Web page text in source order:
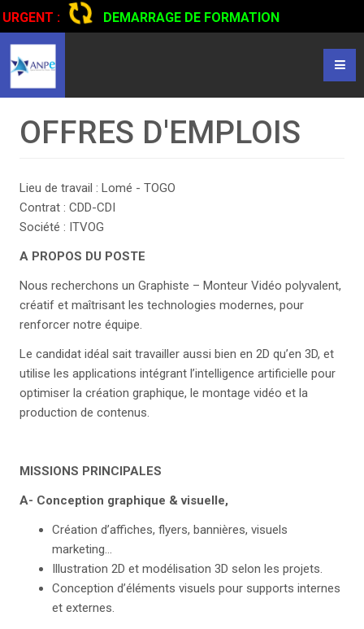
URGENT :
DEMARRAGE DE FORMATION
CERTIFIANTE EN CONDUITE DE CAMIONS...CLIQUER POUR
LIRE
OFFRES D'EMPLOIS
Lieu de travail : Lomé - TOGO
Contrat : CDD-CDI
Société : ITVOG
A PROPOS DU POSTE
Nous recherchons un Graphiste – Monteur Vidéo polyvalent,
créatif et maîtrisant les technologies modernes, pour
renforcer notre équipe.
Le candidat idéal sait travailler aussi bien en 2D qu’en 3D, et
utilise les applications intégrant l’intelligence artificielle pour
optimiser la création graphique, le montage vidéo et la
production de contenus.
MISSIONS PRINCIPALES
A- Conception graphique & visuelle,
Création d’affiches, flyers, bannières, visuels
marketing…
Illustration 2D et modélisation 3D selon les projets.
Conception d’éléments visuels pour supports internes
et externes.